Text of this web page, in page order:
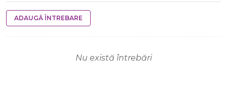
ADAUGĂ ÎNTREBARE
Nu există întrebări